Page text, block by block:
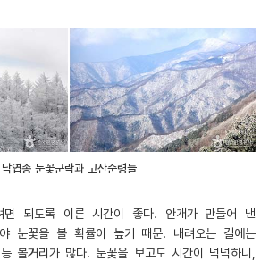
낙엽송 눈꽃군락과 고산준령들
면 되도록 이른 시간이 좋다. 안개가 만들어 낸
눈꽃을 볼 확률이 높기 때문. 내려오는 길에는
볼거리가 많다. 눈꽃을 보고도 시간이 넉넉하니,